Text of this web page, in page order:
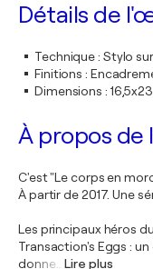
Détails de
Technique: Stylo
Finitions :
Dimensions :
À propos de
C'est "Le corps en
À partir de 2017. Une
Les principaux héros
Transaction's Eggs :
donne
Lire plus